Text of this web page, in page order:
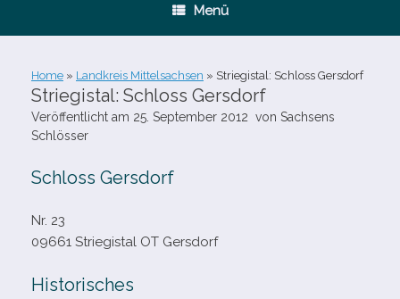
Menü
Home » Landkreis Mittelsachsen » Striegistal: Schloss Gersdorf
Striegistal: Schloss Gersdorf
Veröffentlicht am 25. September 2012 von Sachsens
Schlösser
Schloss Gersdorf
Nr. 23
09661 Striegistal OT Gersdorf
Historisches